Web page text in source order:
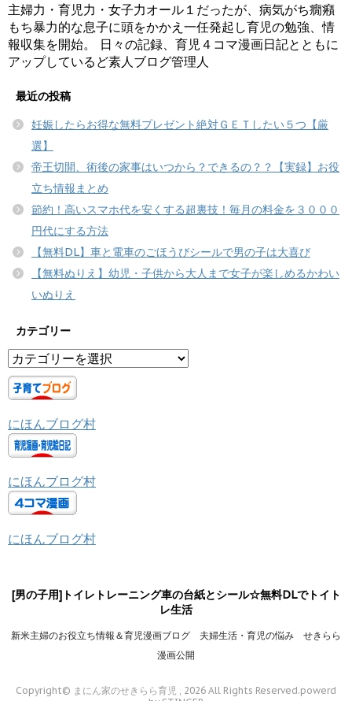
主婦力・育児力・女子力オール１だったが、病気がち癇癪
もち暴力的な息子に頭をかかえ一任発起し育児の勉強、情
報収集を開始。 日々の記録、育児４コマ漫画日記とともに
アップしているど素人ブログ管理人
最近の投稿
妊娠したらお得な無料プレゼント絶対ＧＥＴしたい５つ【厳
選】
帝王切開、術後の家事はいつから？できるの？？【実録】お役
立ち情報まとめ
節約！高いスマホ代を安くする超裏技！毎月の料金を３０００
円代にする方法
【無料DL】車と電車のごほうびシールで男の子は大喜び
【無料ぬりえ】幼児・子供から大人まで女子が楽しめるかわい
いぬりえ
カテゴリー
カ
テ
ゴ
ー
にほんブログ村
にほんブログ村
にほんブログ村
[男の子用]トイレトレーニング車の台紙とシール☆無料DLでトイト
レ生活
新米主婦のお役立ち情報＆育児漫画ブログ 夫婦生活・育児の悩み せきらら
漫画公開
Copyright© まにん家のせきらら育児 , 2026 All Rights Reserved.powerd